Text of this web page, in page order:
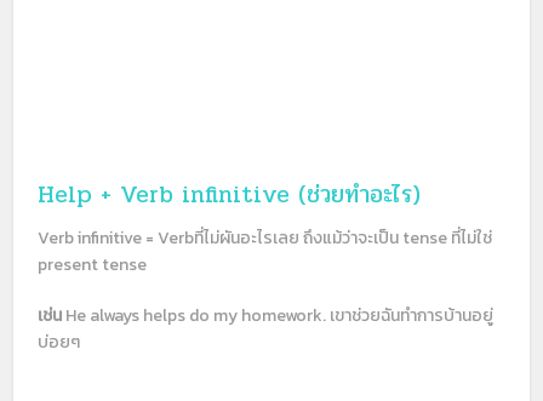
Help + Verb infinitive (ช่วยทำอะไร)
Verb infinitive = Verbที่ไม่ผันอะไรเลย ถึงแม้ว่าจะเป็น tense ที่ไม่ใช่
present tense
เช่นHe always helps do my homework.เขาช่วยฉันทำการบ้านอยู่
บ่อยๆ